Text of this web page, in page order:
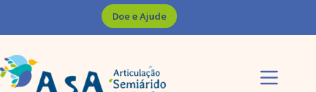
Doe e Ajude